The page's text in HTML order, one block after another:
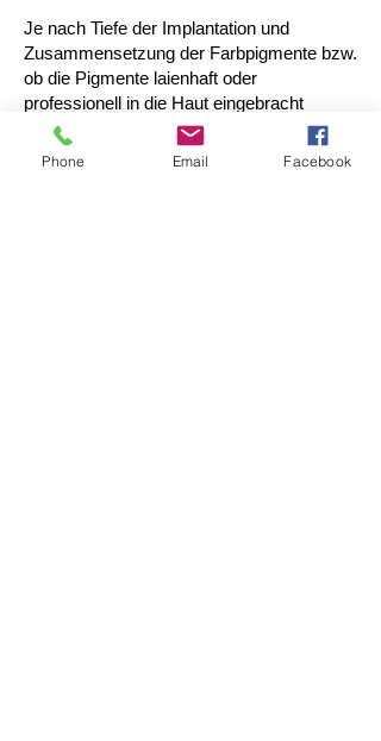
Je nach Tiefe der Implantation und
Zusammensetzung der Farbpigmente bzw.
ob die Pigmente laienhaft oder
professionell in die Haut eingebracht
wurden, bedarf es mehrere Sitzungen bis
zur vollständigen Entfernung.
Phone Email Facebook